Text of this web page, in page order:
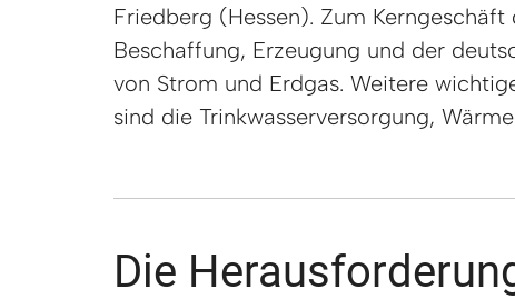
Friedberg (Hessen). Zum Kerngeschäft
Beschaffung, Erzeugung und der
von Strom und Erdgas. Weitere
sind die Trinkwasserversorgung,
sowie von Nahwärmenetzen mit
Blockheizkraftwerken. Die OVAG-
700 Mitarbeiter bei einem
Die